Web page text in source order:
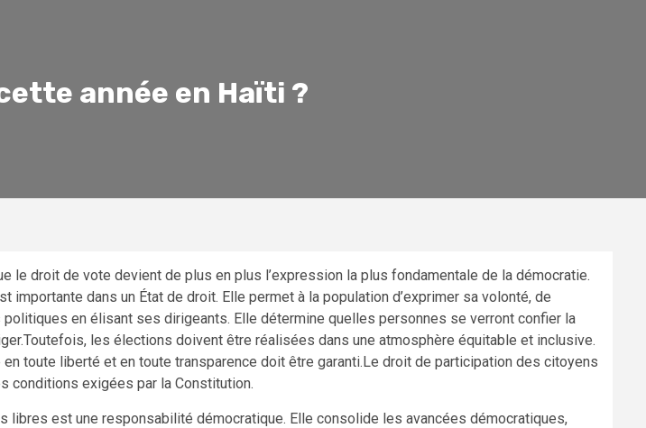
année en Haïti ?
le droit de vote devient de plus en plus l’expression la plus fondamentale de la démocratie.
importante dans un État de droit. Elle permet à la population d’exprimer sa volonté, de
en élisant ses dirigeants. Elle détermine quelles personnes se verront confier la
les élections doivent être réalisées dans une atmosphère équitable et inclusive.
en toute liberté et en toute transparence doit être garanti.Le droit de participation des citoyens
conditions exigées par la Constitution.
libres est une responsabilité démocratique. Elle consolide les avancées démocratiques,